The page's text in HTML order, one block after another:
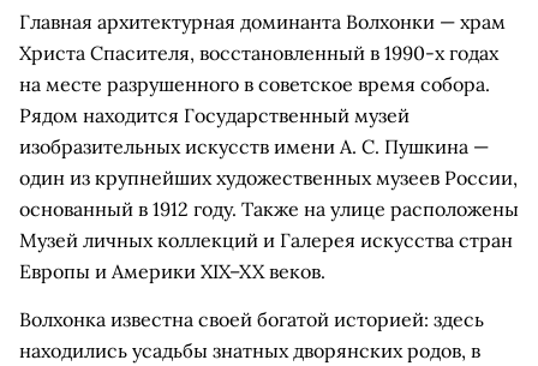
Главная архитектурная доминанта Волхонки — храм
Христа Спасителя, восстановленный в 1990-х годах
на месте разрушенного в советское время собора.
Рядом находится Государственный музей
изобразительных искусств имени А. С. Пушкина —
один из крупнейших художественных музеев России,
основанный в 1912 году. Также на улице расположены
Музей личных коллекций и Галерея искусства стран
Европы и Америки XIX–XX веков.
Волхонка известна своей богатой историей: здесь
находились усадьбы знатных дворянских родов, в